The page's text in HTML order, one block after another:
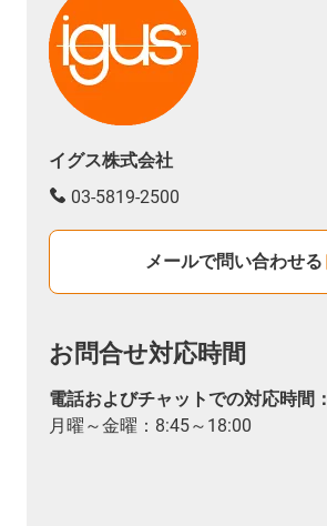
イグス株式会社
03-5819-2500
メールで問い合わせる
お問合せ対応時間
電話およびチャットでの対応時間：
月曜～金曜：8:45～18:00